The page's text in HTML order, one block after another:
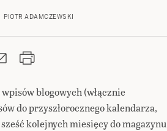
PIOTR ADAMCZEWSKI
blogowych (włącznie
do przyszłorocznego kalendarza,
kolejnych miesięcy do magazynu